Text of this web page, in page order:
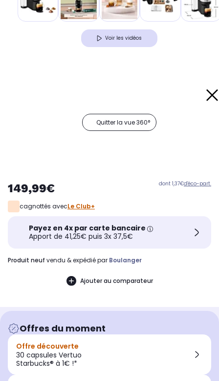
Voir les vidéos
Quitter la vue 360°
149,99€ dont 1,37€d'éco-part.
cagnottés avecLe Club+
Payez en 4x par carte bancaire
Apport de 41,25€ puis 3x 37,5€
produit neuf vendu & expédié par Boulanger
Ajouter au comparateur
Offres du moment
Offre découverte
30 capsules Vertuo
Starbucks® à 1€ !*